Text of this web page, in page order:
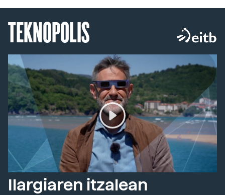
TEKNOPOLIS
Ilargiaren itzalean